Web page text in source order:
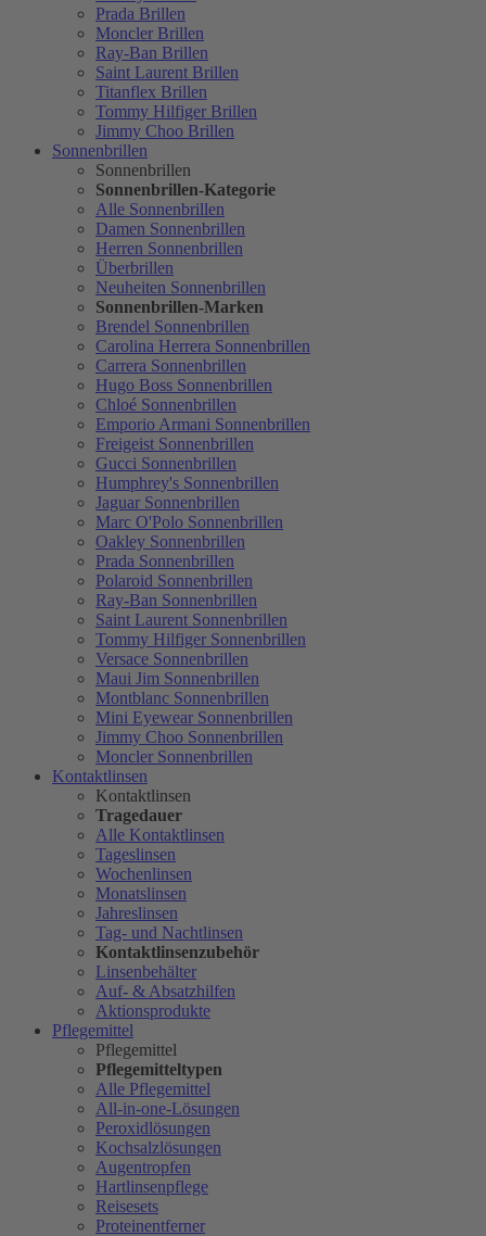
Prada Brillen
Moncler Brillen
Ray-Ban Brillen
Saint Laurent Brillen
Titanflex Brillen
Tommy Hilfiger Brillen
Jimmy Choo Brillen
Sonnenbrillen
Sonnenbrillen
Sonnenbrillen-Kategorie
Alle Sonnenbrillen
Damen Sonnenbrillen
Herren Sonnenbrillen
Überbrillen
Neuheiten Sonnenbrillen
Sonnenbrillen-Marken
Brendel Sonnenbrillen
Carolina Herrera Sonnenbrillen
Carrera Sonnenbrillen
Hugo Boss Sonnenbrillen
Chloé Sonnenbrillen
Emporio Armani Sonnenbrillen
Freigeist Sonnenbrillen
Gucci Sonnenbrillen
Humphrey's Sonnenbrillen
Jaguar Sonnenbrillen
Marc O'Polo Sonnenbrillen
Oakley Sonnenbrillen
Prada Sonnenbrillen
Polaroid Sonnenbrillen
Ray-Ban Sonnenbrillen
Saint Laurent Sonnenbrillen
Tommy Hilfiger Sonnenbrillen
Versace Sonnenbrillen
Maui Jim Sonnenbrillen
Montblanc Sonnenbrillen
Mini Eyewear Sonnenbrillen
Jimmy Choo Sonnenbrillen
Moncler Sonnenbrillen
Kontaktlinsen
Kontaktlinsen
Tragedauer
Alle Kontaktlinsen
Tageslinsen
Wochenlinsen
Monatslinsen
Jahreslinsen
Tag- und Nachtlinsen
Kontaktlinsenzubehör
Linsenbehälter
Auf- & Absatzhilfen
Aktionsprodukte
Pflegemittel
Pflegemittel
Pflegemitteltypen
Alle Pflegemittel
All-in-one-Lösungen
Peroxidlösungen
Kochsalzlösungen
Augentropfen
Hartlinsenpflege
Reisesets
Proteinentferner